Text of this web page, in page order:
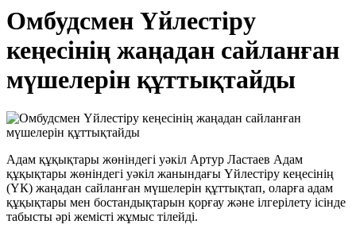
Омбудсмен Үйлестіру
кеңесінің жаңадан сайланған
мүшелерін құттықтайды
Адам құқықтары жөніндегі уәкіл Артур Ластаев Адам
құқықтары жөніндегі уәкіл жанындағы Үйлестіру кеңесінің
(ҮК) жаңадан сайланған мүшелерін құттықтап, оларға адам
құқықтары мен бостандықтарын қорғау және ілгерілету ісінде
табысты әрі жемісті жұмыс тілейді.